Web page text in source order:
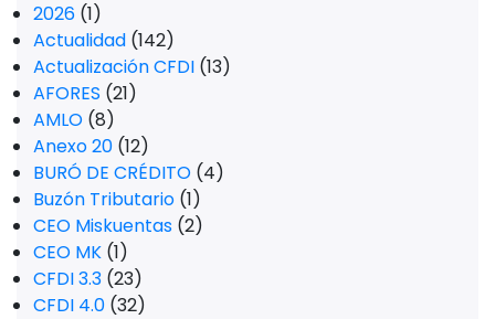
2026 (1)
Actualidad (142)
Actualización CFDI (13)
AFORES (21)
AMLO (8)
Anexo 20 (12)
BURÓ DE CRÉDITO (4)
Buzón Tributario (1)
CEO Miskuentas (2)
CEO MK (1)
CFDI 3.3 (23)
CFDI 4.0 (32)